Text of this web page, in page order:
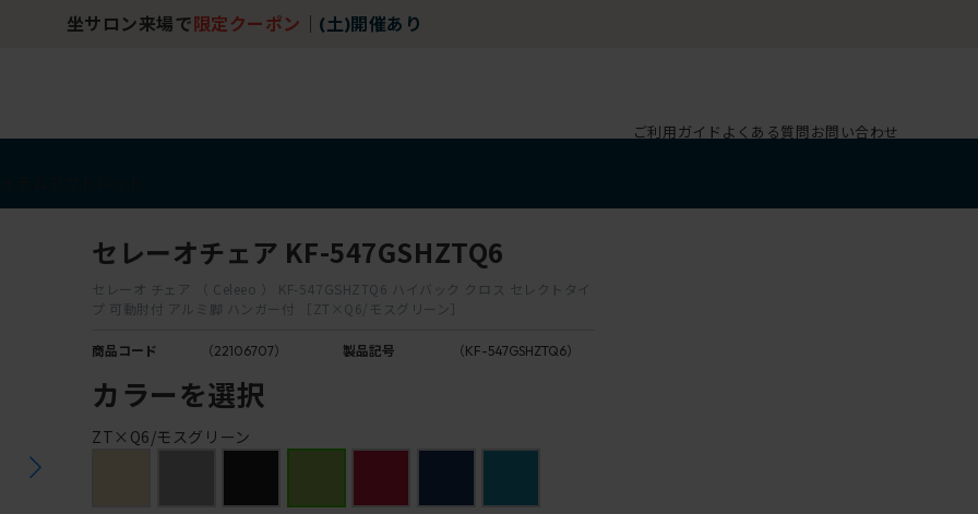
坐サロン来場で 限定クーポン (土)開催あり
ご利用ガイド よくある質問お問い合わせ
セレーオチェア KF-547GSHZTQ6
セレーオ チェア （ Celeeo ） KF-547GSHZTQ6 ハイバック クロス セレクトタイ
プ 可動肘付 アルミ脚 ハンガー付 ［ZT×Q6/モスグリーン］
商品コード （22106707） 製品記号 （KF-547GSHZTQ6）
カラーを選択
ZT×Q6/モスグリーン